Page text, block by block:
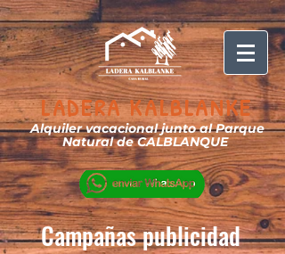
LADERA KALBLANKE
Alquiler vacacionaljunto al Parque
Natural de CALBLANQUE
Campañas publicidad